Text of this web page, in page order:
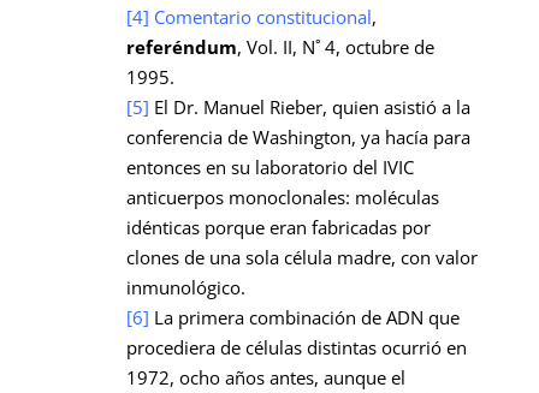
[4] Comentario constitucional,
referéndum, Vol. II, N˚ 4, octubre de
1995.
[5] El Dr. Manuel Rieber, quien asistió a la
conferencia de Washington, ya hacía para
entonces en su laboratorio del IVIC
anticuerpos monoclonales: moléculas
idénticas porque eran fabricadas por
clones de una sola célula madre, con valor
inmunológico.
[6] La primera combinación de ADN que
procediera de células distintas ocurrió en
1972, ocho años antes, aunque el